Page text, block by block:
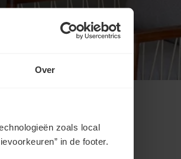
Over
zoals local
in de footer.